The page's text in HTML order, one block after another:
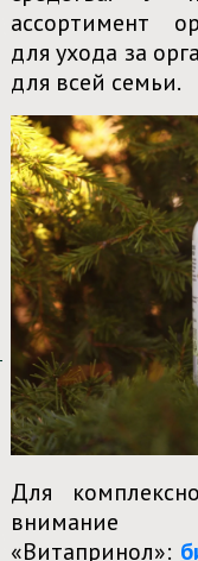
ассортимент
для ухода за
для всей семьи.
Для
«Витапринол»: